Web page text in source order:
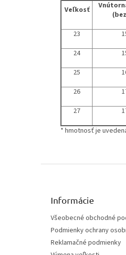
Veľkosť
23
24
25
26
27
* hmotnosť je
Informácie
Všeobecné obchodné
Podmienky ochrany
Reklamačné podmienky